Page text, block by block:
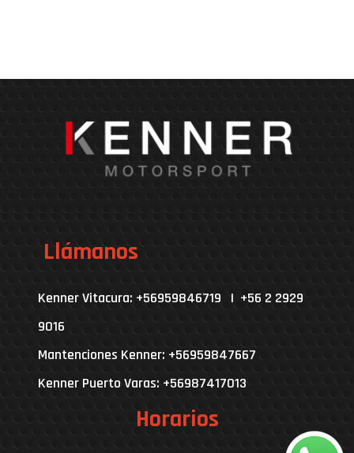
Llámanos
Kenner Vitacura: +56959846719 | +56 2 2929
9016
Mantenciones Kenner: +56959847667
Kenner Puerto Varas: +56987417013
Horarios